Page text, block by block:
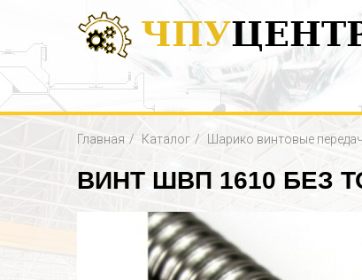
ЧПУ
Главная Каталог Шарико винтовые
ВИНТ ШВП 1610 БЕЗ